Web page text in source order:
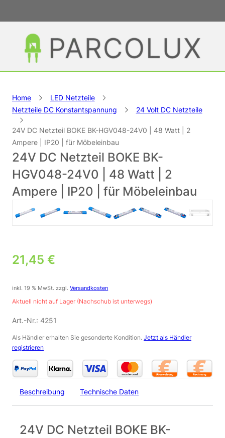
Home
LED Netzteile
Netzteile DC Konstantspannung
24 Volt DC Netzteile
24V DC Netzteil BOKE BK-HGV048-24V0 | 48 Watt | 2
Ampere | IP20 | für Möbeleinbau
24V DC Netzteil BOKE BK-
HGV048-24V0 | 48 Watt | 2
Ampere | IP20 | für Möbeleinbau
21,45 €
inkl. 19 % MwSt. zzgl.Versandkosten
Aktuell nicht auf Lager (Nachschub ist unterwegs)
Art.-Nr.: 4251
Als Händler erhalten Sie gesonderte Kondition. Jetzt als Händler
registrieren
Beschreibung Technische Daten
24V DC Netzteil BOKE BK-